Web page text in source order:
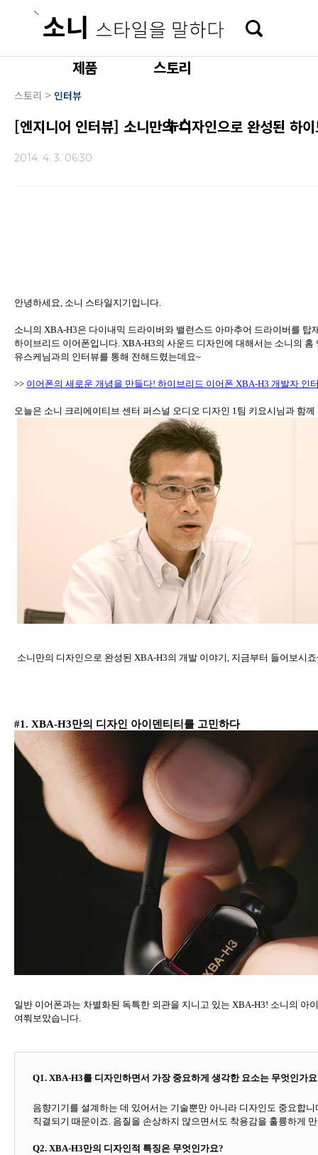
제품 스토리
뉴스
스토리 > 인터뷰
[엔지니어 인터뷰] 소니만의 디자인으로 완성된 하
2014. 4. 3. 06:30
안녕하세요 소니 스타일지기입니다
소니의 XBA-H3은 다이내믹 드라이버와 밸런스드 아마추어 드라이버를
하이브리드 이어폰입니다 . XBA-H3의 사운드 디자인에 대해서는 소니의 홈
유스케님과의 인터뷰를 통해 전해드렸는데요~
>> 이어폰의 새로운 개념을 만들다! 하이브리드 이 어폰 XBA-H3 개발자 인
오늘은 소니 크리에이티브 센터 퍼스널 오디오 디자인 1 팀 키요시님과 함께
소니만의 디자인으로 완성된 XBA-H3의 개발 이야기 지금부터 들어보시죠
#1. XBA-H3만의 디자인 아이덴티티를 고민하다
일반 이어폰과는 차별화된 독특한 외관을 지니고 있는 XBA-H3! 소니의 아
여쭤보았습니다
Q1. XBA-H3를 디자인하면서 가장 중요하게 생각한 요소는 무엇인가요
음향기기를 설계하는 데 있어서는 기술뿐만 아니라 디자인도 중요합니
직결되기 때문이죠 음질을 손상하지 않으면서도 착용감을 훌륭하게
Q2. XBA-H3만의 디자인적 특징은 무엇인가요?